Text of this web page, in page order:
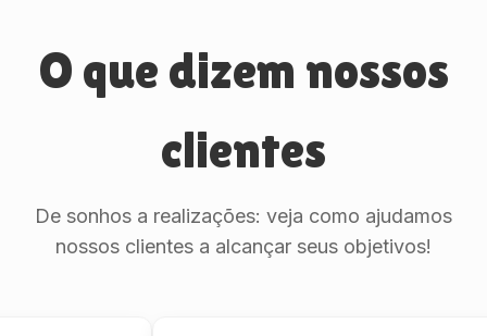
O que dizem nossos
clientes
De sonhos a realizações: veja como ajudamos
nossos clientes a alcançar seus objetivos!